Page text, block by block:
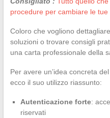
procedure per cambiare le
Coloro che vogliono
soluzioni o trovare consigli
una carta professionale della
Per avere un’idea concreta
ecco il suo utilizzo riassunto:
Autenticazione forte:
riservati